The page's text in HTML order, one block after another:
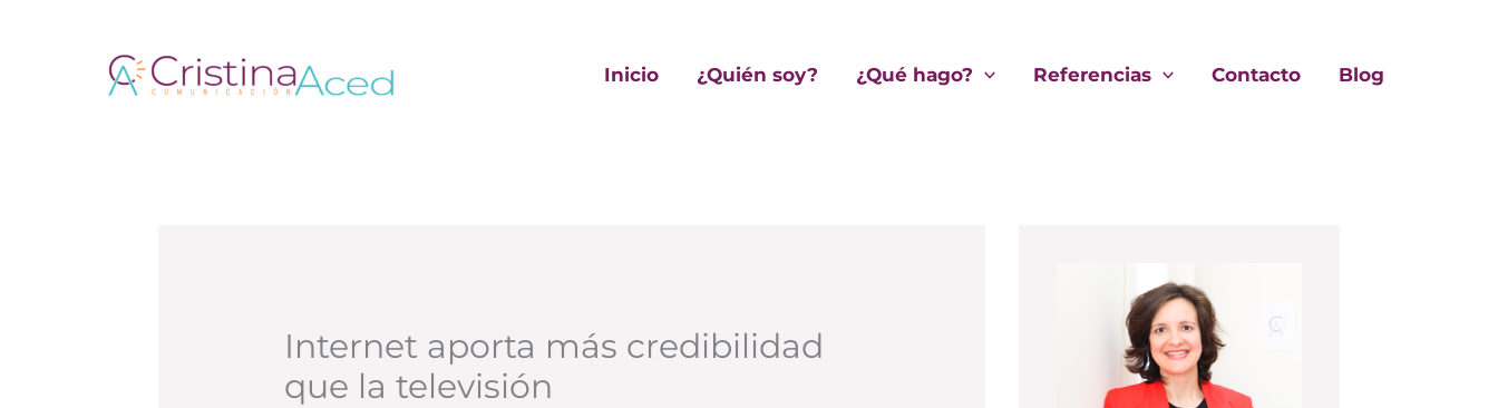
Inicio ¿Quién soy? ¿Qué hago? Referencias Contacto Blog
Internet aporta más credibilidad
que la televisión